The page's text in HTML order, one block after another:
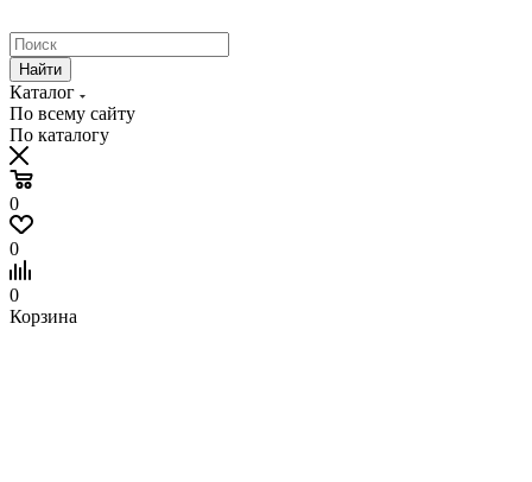
Найти
Каталог
По всему сайту
По каталогу
0
0
0
Корзина